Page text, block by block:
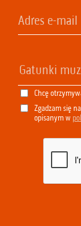
Chcę
Zgadzam się
opisanym w